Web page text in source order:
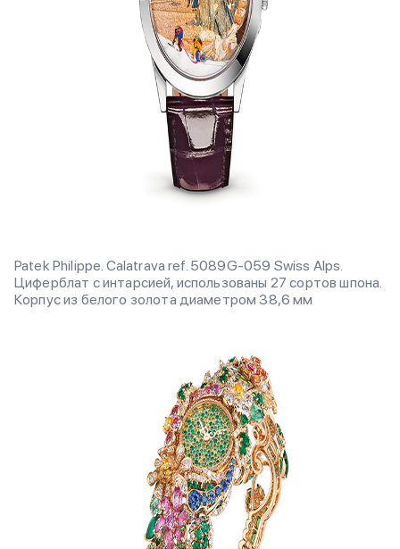
Patek Philippe. Calatrava ref. 5089G-059 Swiss Alps.
Циферблат с интарсией, использованы 27 сортов шпона.
Корпус из белого золота диаметром 38,6 мм